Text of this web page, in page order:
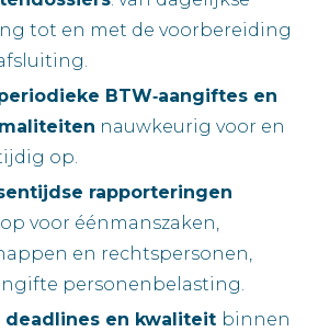
tot en met de voorbereiding
BTW‑aangiftes en
nauwkeurig voor en
op.
rapporteringen
voor éénmanszaken,
en rechtspersonen,
personenbelasting.
deadlines en kwaliteit binnen